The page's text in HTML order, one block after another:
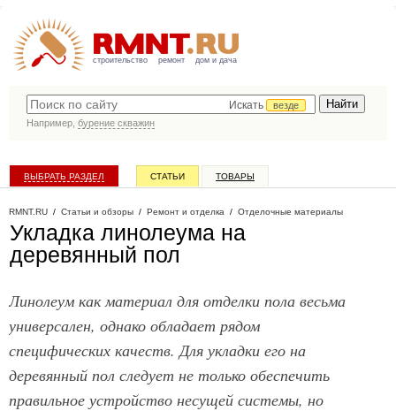
строительство ремонт дом и дача
Искать
везде
Например, бурение скважин
ВЫБРАТЬ РАЗДЕЛ СТАТЬИ ТОВАРЫ
RMNT.RU / Статьи и обзоры / Ремонт и отделка / Отделочные материалы
Укладка линолеума на
деревянный пол
Линолеум как материал для отделки пола весьма
универсален, однако обладает рядом
специфических качеств. Для укладки его на
деревянный пол следует не только обеспечить
правильное устройство несущей системы, но